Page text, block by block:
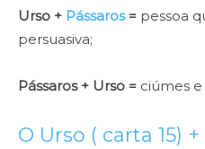
Urso + Pássaros= pessoa
persuasiva;
Pássaros + Urso = ciúmes e
O Urso ( carta 15) +